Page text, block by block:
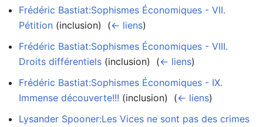
Frédéric Bastiat:Sophismes Économiques - VII.
Pétition (inclusion) ‎ (← liens)
Frédéric Bastiat:Sophismes Économiques - VIII.
Droits différentiels (inclusion) ‎ (← liens)
Frédéric Bastiat:Sophismes Économiques - IX.
Immense découverte!!! (inclusion) ‎ (← liens)
Lysander Spooner:Les Vices ne sont pas des crimes